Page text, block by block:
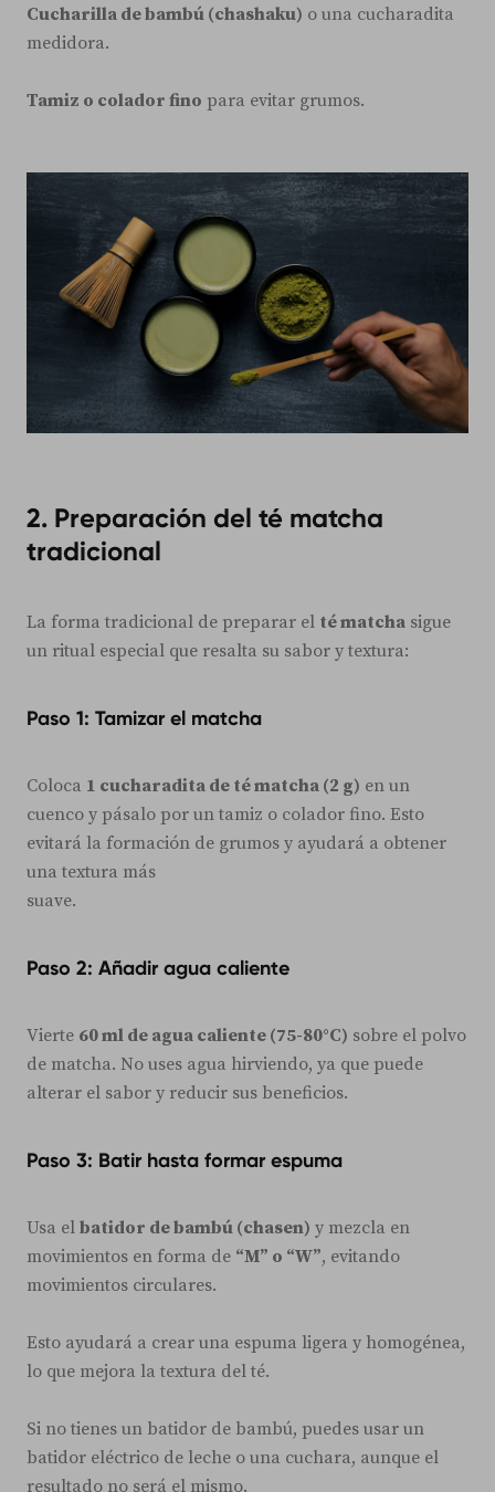
Cucharilla de bambú (chashaku) o una cucharadita
medidora.
Tamiz o colador fino para evitar grumos.
2. Preparación del té matcha
tradicional
La forma tradicional de preparar el té matcha sigue
un ritual especial que resalta su sabor y textura:
Paso 1: Tamizar el matcha
Coloca 1 cucharadita de té matcha (2 g) en un
cuenco y pásalo por un tamiz o colador fino. Esto
evitará la formación de grumos y ayudará a obtener
una textura más
suave.
Paso 2: Añadir agua caliente
Vierte 60 ml de agua caliente (75-80°C) sobre el polvo
de matcha. No uses agua hirviendo, ya que puede
alterar el sabor y reducir sus beneficios.
Paso 3: Batir hasta formar espuma
Usa el batidor de bambú (chasen) y mezcla en
movimientos en forma de “M” o “W”, evitando
movimientos circulares.
Esto ayudará a crear una espuma ligera y homogénea,
lo que mejora la textura del té.
Si no tienes un batidor de bambú, puedes usar un
batidor eléctrico de leche o una cuchara, aunque el
resultado no será el mismo.